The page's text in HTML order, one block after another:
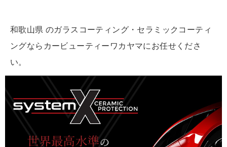
和歌山県 のガラスコーティング・セラミックコーティ
ングならカービューティーワカヤマにお任せくださ
い。